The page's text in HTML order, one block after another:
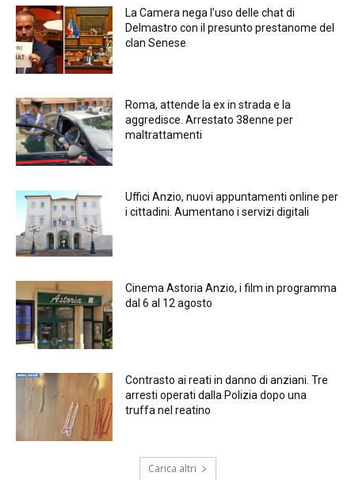
La Camera nega l’uso delle chat di
Delmastro con il presunto prestanome del
clan Senese
Roma, attende la ex in strada e la
aggredisce. Arrestato 38enne per
maltrattamenti
Uffici Anzio, nuovi appuntamenti online per
i cittadini. Aumentano i servizi digitali
Cinema Astoria Anzio, i film in programma
dal 6 al 12 agosto
Contrasto ai reati in danno di anziani. Tre
arresti operati dalla Polizia dopo una
truffa nel reatino
Carica altri